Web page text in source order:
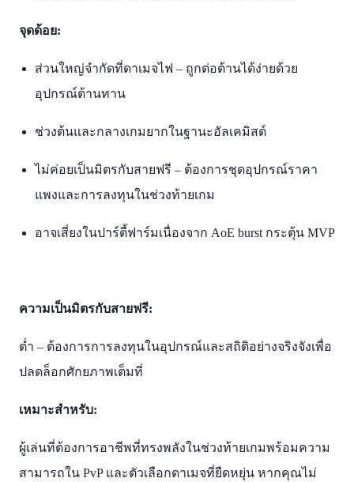
จุดด้อย:
ส่วนใหญ่จำกัดที่ดาเมจไฟ – ถูกต่อต้านได้ง่ายด้วย
อุปกรณ์ต้านทาน
ช่วงต้นและกลางเกมยากในฐานะอัลเคมิสต์
ไม่ค่อยเป็นมิตรกับสายฟรี – ต้องการชุดอุปกรณ์ราคา
แพงและการลงทุนในช่วงท้ายเกม
อาจเสี่ยงในปาร์ตี้ฟาร์มเนื่องจาก AoE burst กระตุ้น MVP​
ความเป็นมิตรกับสายฟรี:
ต่ำ – ต้องการการลงทุนในอุปกรณ์และสถิติอย่างจริงจังเพื่อ
ปลดล็อกศักยภาพเต็มที่​
เหมาะสำหรับ:
ผู้เล่นที่ต้องการอาชีพที่ทรงพลังในช่วงท้ายเกมพร้อมความ
สามารถใน PvP และตัวเลือกดาเมจที่ยืดหยุ่น หากคุณไม่